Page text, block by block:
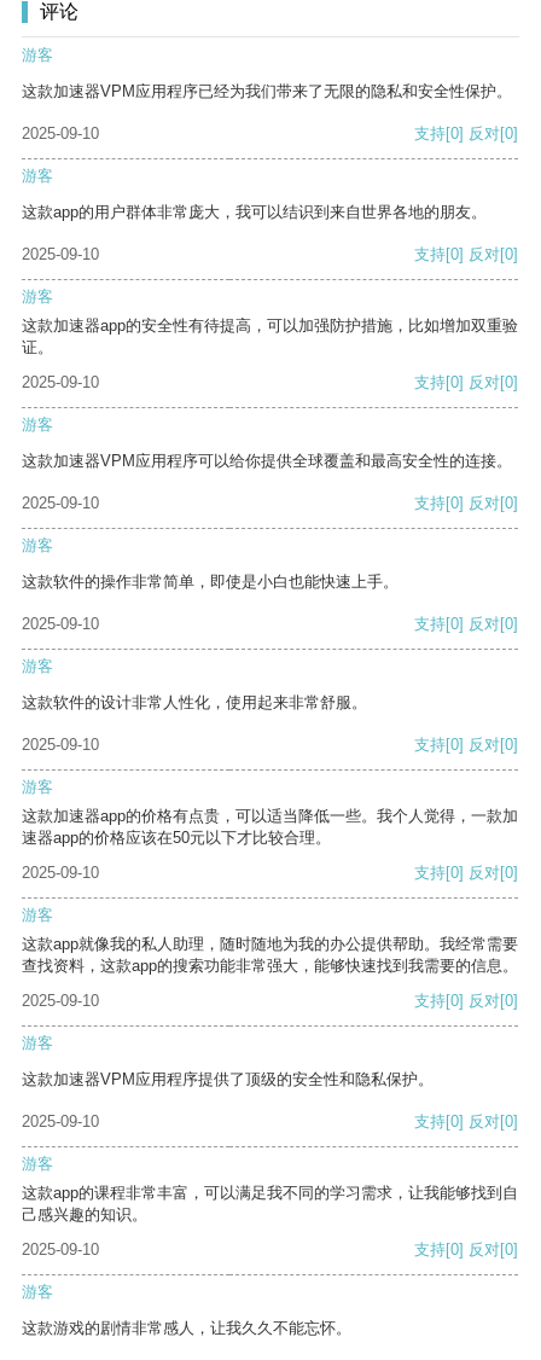
评论
游客
这款加速器VPM应用程序已经为我们带来了无限的隐私和安全性保护。
2025-09-10 支持[0] 反对[0]
游客
这款app的用户群体非常庞大，我可以结识到来自世界各地的朋友。
2025-09-10 支持[0] 反对[0]
游客
这款加速器app的安全性有待提高，可以加强防护措施，比如增加双重验
证。
2025-09-10
支持[0] 反对[0]
游客
这款加速器VPM应用程序可以给你提供全球覆盖和最高安全性的连接。
2025-09-10 支持[0] 反对[0]
游客
这款软件的操作非常简单，即使是小白也能快速上手。
2025-09-10 支持[0] 反对[0]
游客
这款软件的设计非常人性化，使用起来非常舒服。
2025-09-10 支持[0] 反对[0]
游客
这款加速器app的价格有点贵，可以适当降低一些。我个人觉得，一款加
速器app的价格应该在50元以下才比较合理。
2025-09-10
支持[0] 反对[0]
游客
这款app就像我的私人助理，随时随地为我的办公提供帮助。我经常需要
查找资料，这款app的搜索功能非常强大，能够快速找到我需要的信息。
2025-09-10
支持[0] 反对[0]
游客
这款加速器VPM应用程序提供了顶级的安全性和隐私保护。
2025-09-10 支持[0] 反对[0]
游客
这款app的课程非常丰富，可以满足我不同的学习需求，让我能够找到自
己感兴趣的知识。
2025-09-10
支持[0] 反对[0]
游客
这款游戏的剧情非常感人，让我久久不能忘怀。